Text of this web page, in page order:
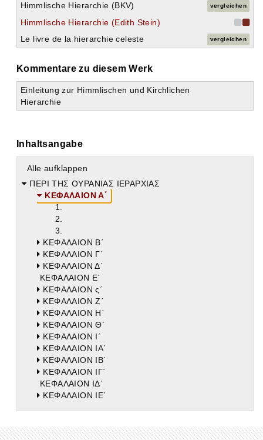
Himmlische Hierarchie (BKV) vergleichen
Himmlische Hierarchie (Edith Stein)
Le livre de la hierarchie celeste
vergleichen
Kommentare zu diesem Werk
Einleitung zur Himmlischen und Kirchlichen
Hierarchie
Inhaltsangabe
Alle aufklappen
ΠΕΡΙ ΤΗΣ ΟΥΡΑΝΙΑΣ ΙΕΡΑΡΧΙΑΣ
ΚΕΦΑΛΑΙΟΝ Α΄
1.
2.
3.
ΚΕΦΑΛΑΙΟΝ Β΄
ΚΕΦΑΛΑΙΟΝ Γ΄
ΚΕΦΑΛΑΙΟΝ Δ΄
ΚΕΦΑΛΑΙΟΝ Ε΄
ΚΕΦΑΛΑΙΟΝ ς΄
ΚΕΦΑΛΑΙΟΝ Ζ΄
ΚΕΦΑΛΑΙΟΝ Η΄
ΚΕΦΑΛΑΙΟΝ Θ΄
ΚΕΦΑΛΑΙΟΝ Ι΄
ΚΕΦΑΛΑΙΟΝ ΙΑ΄
ΚΕΦΑΛΑΙΟΝ ΙΒ΄
ΚΕΦΑΛΑΙΟΝ ΙΓ΄
ΚΕΦΑΛΑΙΟΝ ΙΔ΄
ΚΕΦΑΛΑΙΟΝ ΙΕ΄